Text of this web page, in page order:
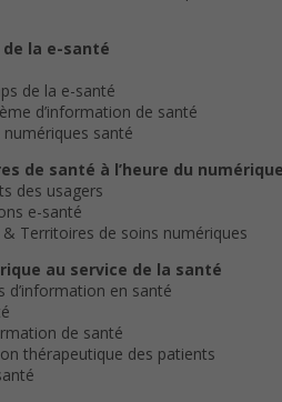
de la e-santé
de la e-santé
d’information de santé
santé
de santé à l’heure du
des usagers
e-santé
Territoires de soins numériques
au service de la santé
d’information en santé
de santé
thérapeutique des patients